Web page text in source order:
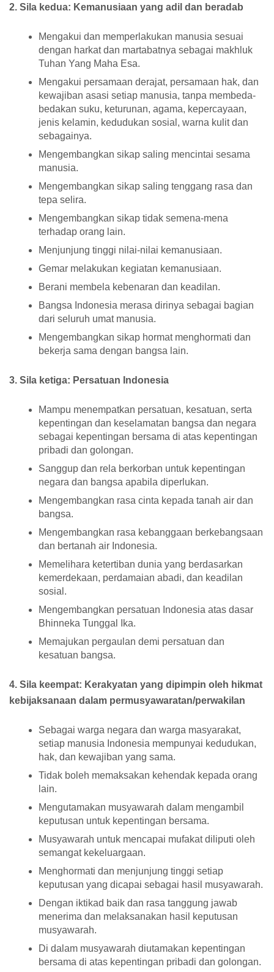
2. Sila kedua: Kemanusiaan yang adil dan beradab
Mengakui dan memperlakukan manusia sesuai
dengan harkat dan martabatnya sebagai makhluk
Tuhan Yang Maha Esa.
Mengakui persamaan derajat, persamaan hak, dan
kewajiban asasi setiap manusia, tanpa membeda-
bedakan suku, keturunan, agama, kepercayaan,
jenis kelamin, kedudukan sosial, warna kulit dan
sebagainya.
Mengembangkan sikap saling mencintai sesama
manusia.
Mengembangkan sikap saling tenggang rasa dan
tepa selira.
Mengembangkan sikap tidak semena-mena
terhadap orang lain.
Menjunjung tinggi nilai-nilai kemanusiaan.
Gemar melakukan kegiatan kemanusiaan.
Berani membela kebenaran dan keadilan.
Bangsa Indonesia merasa dirinya sebagai bagian
dari seluruh umat manusia.
Mengembangkan sikap hormat menghormati dan
bekerja sama dengan bangsa lain.
3. Sila ketiga: Persatuan Indonesia
Mampu menempatkan persatuan, kesatuan, serta
kepentingan dan keselamatan bangsa dan negara
sebagai kepentingan bersama di atas kepentingan
pribadi dan golongan.
Sanggup dan rela berkorban untuk kepentingan
negara dan bangsa apabila diperlukan.
Mengembangkan rasa cinta kepada tanah air dan
bangsa.
Mengembangkan rasa kebanggaan berkebangsaan
dan bertanah air Indonesia.
Memelihara ketertiban dunia yang berdasarkan
kemerdekaan, perdamaian abadi, dan keadilan
sosial.
Mengembangkan persatuan Indonesia atas dasar
Bhinneka Tunggal Ika.
Memajukan pergaulan demi persatuan dan
kesatuan bangsa.
4. Sila keempat: Kerakyatan yang dipimpin oleh hikmat
kebijaksanaan dalam permusyawaratan/perwakilan
Sebagai warga negara dan warga masyarakat,
setiap manusia Indonesia mempunyai kedudukan,
hak, dan kewajiban yang sama.
Tidak boleh memaksakan kehendak kepada orang
lain.
Mengutamakan musyawarah dalam mengambil
keputusan untuk kepentingan bersama.
Musyawarah untuk mencapai mufakat diliputi oleh
semangat kekeluargaan.
Menghormati dan menjunjung tinggi setiap
keputusan yang dicapai sebagai hasil musyawarah.
Dengan iktikad baik dan rasa tanggung jawab
menerima dan melaksanakan hasil keputusan
musyawarah.
Di dalam musyawarah diutamakan kepentingan
bersama di atas kepentingan pribadi dan golongan.